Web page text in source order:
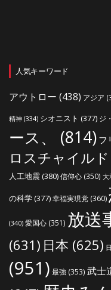
人気キーワード
アウトロー (438) アジア
精神 (334) シオニスト (377) ジ
ース、
(814) フ
ロスチャイルド
人工地震(380)信仰心 (350) 大
の科学(377)幸福実現党 (360)
(340) 愛国心 (351) 放送
(631) 日本 (625)
(951) 最強 (353) 武士